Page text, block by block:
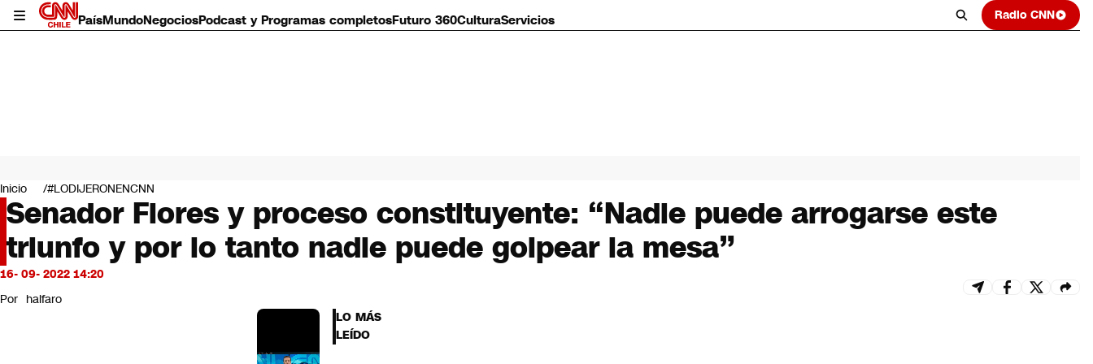
PaísMundoNegociosPodcast y Programas completosFuturo 360CulturaServicios Radio CNN
Mundo
Negocios
Deportes
Programas completos
Cultura
Servicios
Bits
CNN Data
Inicio #LODIJERONENCNN
Senador Flores y proceso constituyente: “Nadie puede arrogarse este
triunfo y por lo tanto nadie puede golpear la mesa”
16- 09- 2022 14:20
Por halfaro
LO MÁS
LEÍDO